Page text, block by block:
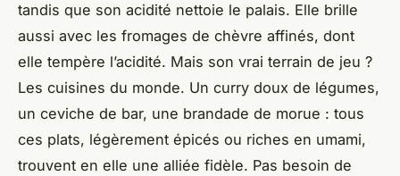
tandis que son acidité nettoie le palais. Elle brille
aussi avec les fromages de chèvre affinés, dont
elle tempère l’acidité. Mais son vrai terrain de jeu ?
Les cuisines du monde. Un curry doux de légumes,
un ceviche de bar, une brandade de morue : tous
ces plats, légèrement épicés ou riches en umami,
trouvent en elle une alliée fidèle. Pas besoin de